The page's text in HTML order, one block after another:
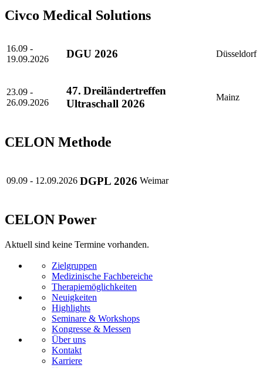
Civco Medical Solutions
16.09 -
19.09.2026
DGU 2026 Düsseldorf
23.09 -
26.09.2026
47. Dreiländertreffen
Ultraschall 2026
Mainz
CELON Methode
09.09 - 12.09.2026 DGPL 2026 Weimar
CELON Power
Aktuell sind keine Termine vorhanden.
Zielgruppen
Medizinische Fachbereiche
Therapiemöglichkeiten
Neuigkeiten
Highlights
Seminare & Workshops
Kongresse & Messen
Über uns
Kontakt
Karriere